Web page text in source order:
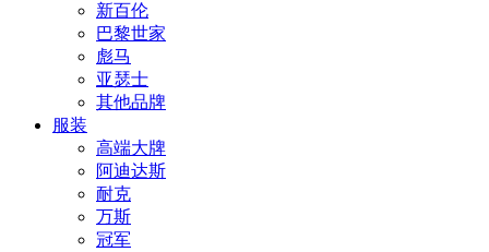
新百伦
巴黎世家
彪马
亚瑟士
其他品牌
服装
高端大牌
阿迪达斯
耐克
万斯
冠军